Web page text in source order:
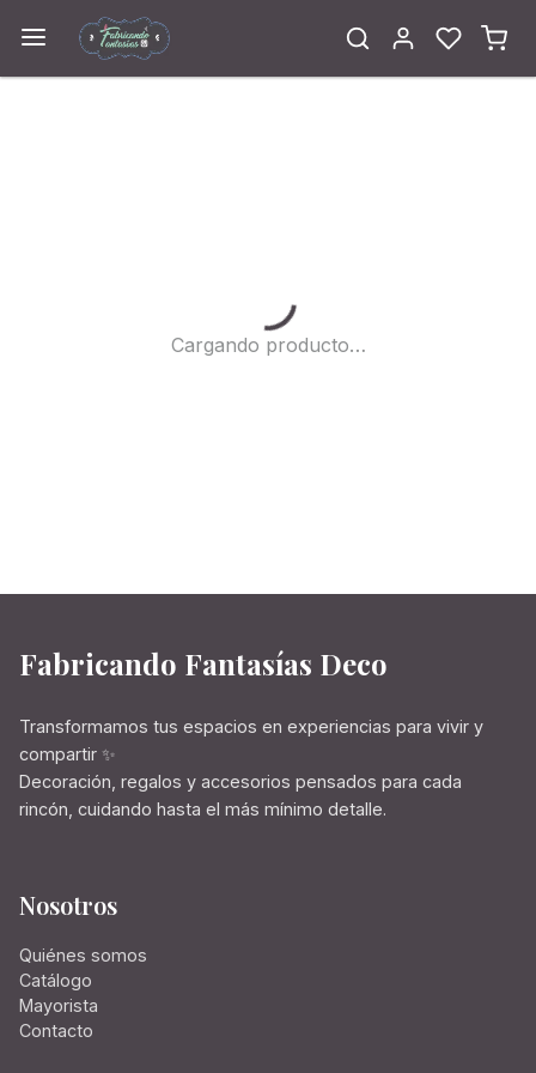
Cargando...
Cargando producto…
Fabricando Fantasías Deco
Transformamos tus espacios en experiencias para vivir y
compartir ✨
Decoración, regalos y accesorios pensados para cada
rincón, cuidando hasta el más mínimo detalle.
Nosotros
Quiénes somos
Catálogo
Mayorista
Contacto